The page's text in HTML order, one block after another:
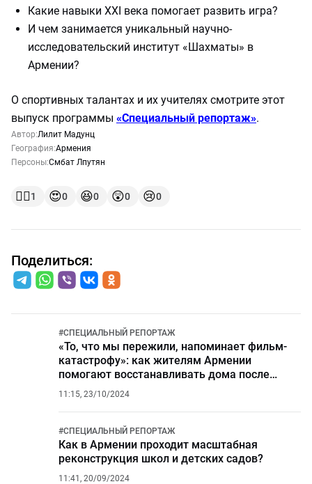
Какие навыки XXI века помогает развить игра?
И чем занимается уникальный научно-
исследовательский институт «Шахматы» в
Армении?
О спортивных талантах и их учителях смотрите этот
выпуск программы «Специальный репортаж».
Автор:Лилит Мадунц
География:Армения
Персоны:Смбат Лпутян
👍🏻1 😍0 😆0 😲0 😢0
Поделиться:
#СПЕЦИАЛЬНЫЙ РЕПОРТАЖ
«То, что мы пережили, напоминает фильм-
катастрофу»: как жителям Армении
помогают восстанавливать дома после
майского наводнения?
11:15, 23/10/2024
#СПЕЦИАЛЬНЫЙ РЕПОРТАЖ
Как в Армении проходит масштабная
реконструкция школ и детских садов?
11:41, 20/09/2024